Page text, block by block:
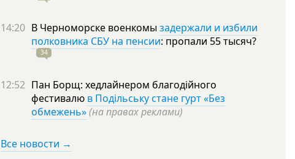
14:20 В Черноморске военкомы задержали и избили
полковника СБУ на пенсии: пропали 55тысяч?
34
12:52 Пан Борщ: хедлайнером благодійного
фестивалю в Подільську стане гурт «Без
обмежень»(на правах реклами)
Все новости →